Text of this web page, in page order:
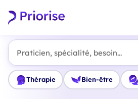
Praticien, spécialité, besoin...
Thérapie Bien-être